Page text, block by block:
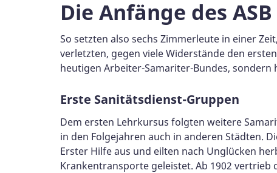
Die Anfänge des ASB
So setzten also sechs Zimmerleute in einer
verletzten, gegen viele Widerstände den
heutigen Arbeiter-Samariter-Bundes,
Erste Sanitätsdienst-Gruppen
Dem ersten Lehrkursus folgten weitere
in den Folgejahren auch in anderen Städten.
Erster Hilfe aus und eilten nach Unglücken
Krankentransporte geleistet. Ab 1902